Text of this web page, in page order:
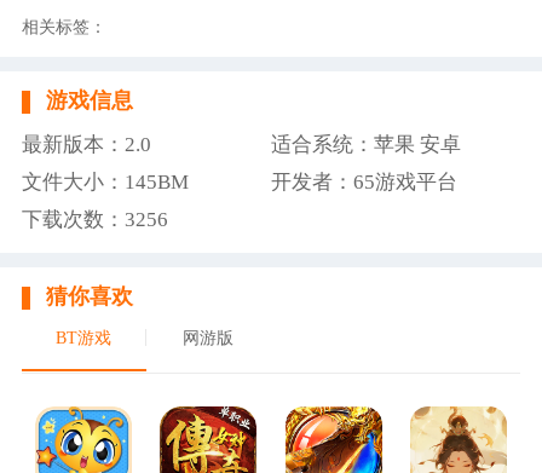
相关标签：
游戏信息
最新版本：2.0
适合系统：苹果 安卓
文件大小：145BM
开发者：65游戏平台
下载次数：3256
猜你喜欢
BT游戏 网游版